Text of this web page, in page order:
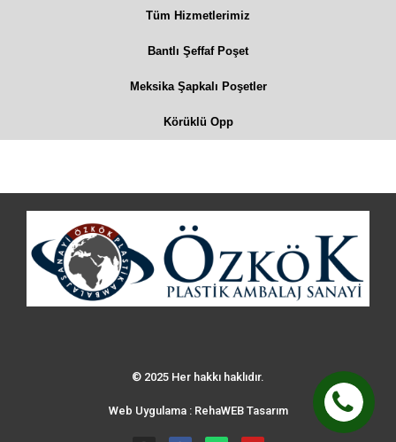
Tüm Hizmetlerimiz
Bantlı Şeffaf Poşet
Meksika Şapkalı Poşetler
Körüklü Opp
© 2025 Her hakkı haklıdır.
Web Uygulama : RehaWEB Tasarım